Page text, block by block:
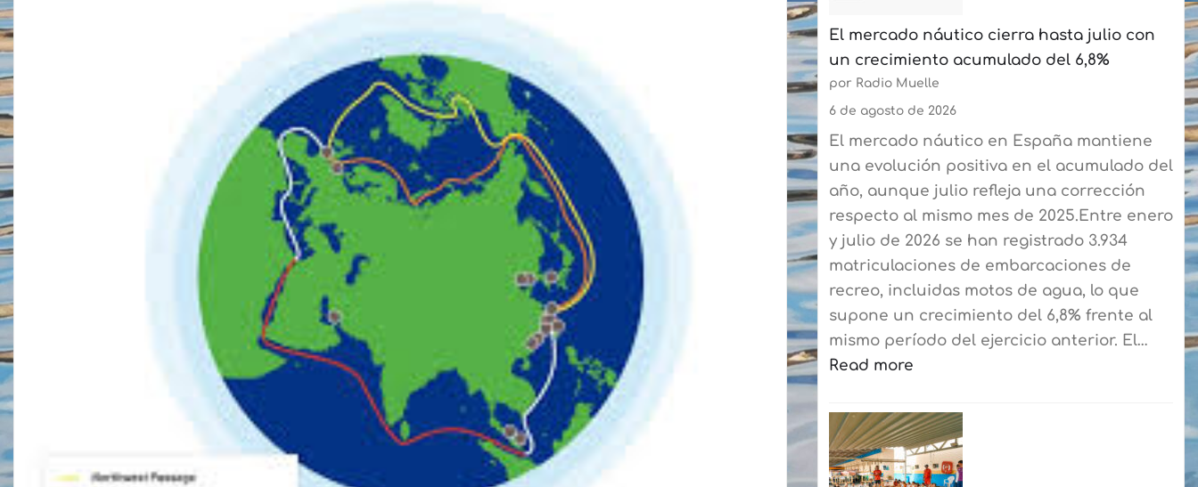
El mercado náutico cierra hasta julio con
un crecimiento acumulado del 6,8%
por Radio Muelle
6 de agosto de 2026
El mercado náutico en España mantiene
una evolución positiva en el acumulado del
año, aunque julio refleja una corrección
respecto al mismo mes de 2025.Entre enero
y julio de 2026 se han registrado 3.934
matriculaciones de embarcaciones de
recreo, incluidas motos de agua, lo que
supone un crecimiento del 6,8% frente al
mismo período del ejercicio anterior. El…
Read more
El
mercado
náutico